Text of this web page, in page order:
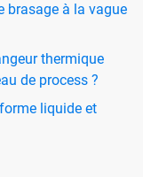
brasage à la vague
thermique
de process ?
liquide et